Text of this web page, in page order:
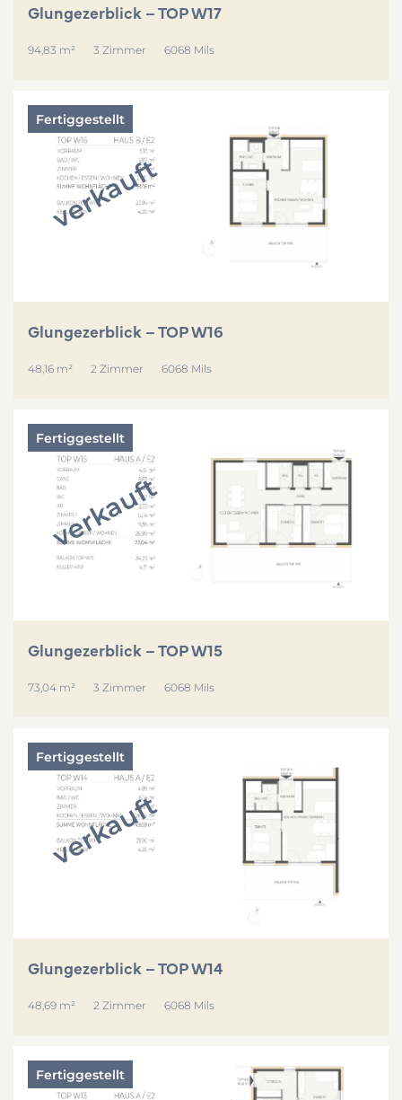
Glungezerblick – TOP W17
94,83 m² 3 Zimmer 6068 Mils
Fertiggestellt
verkauft
Glungezerblick – TOP W16
48,16 m² 2 Zimmer 6068 Mils
Fertiggestellt
verkauft
Glungezerblick – TOP W15
73,04 m² 3 Zimmer 6068 Mils
Fertiggestellt
verkauft
Glungezerblick – TOP W14
48,69 m² 2 Zimmer 6068 Mils
Fertiggestellt